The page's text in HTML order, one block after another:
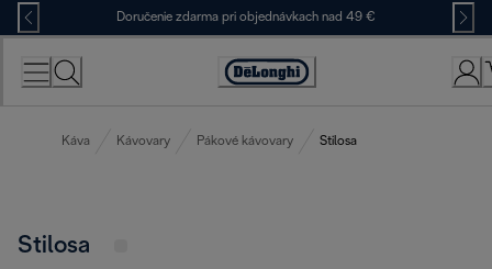
Skip
to
Content
Doručenie zdarma pri objednávkach nad 49 €
Accessibility
Káva Kávovary Pákové kávovary Stilosa
Stilosa